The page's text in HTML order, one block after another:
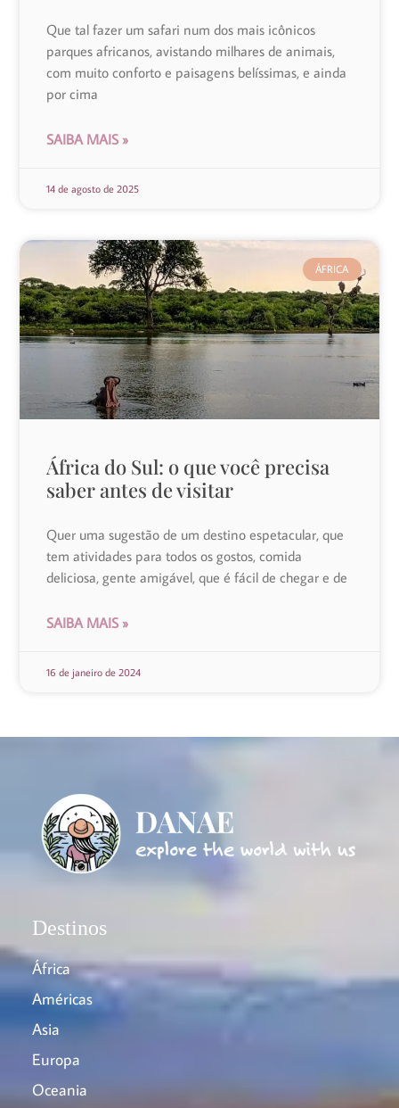
Que tal fazer um safari num dos mais icônicos
parques africanos, avistando milhares de animais,
com muito conforto e paisagens belíssimas, e ainda
por cima
SAIBA MAIS »
14 de agosto de 2025
ÁFRICA
África do Sul: o que você precisa
saber antes de visitar
Quer uma sugestão de um destino espetacular, que
tem atividades para todos os gostos, comida
deliciosa, gente amigável, que é fácil de chegar e de
SAIBA MAIS »
16 de janeiro de 2024
Destinos
África
Américas
Asia
Europa
Oceania